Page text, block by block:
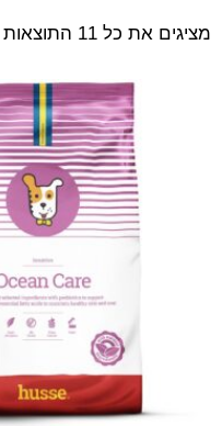
מציגים את כל ⁦11⁩ התוצאות